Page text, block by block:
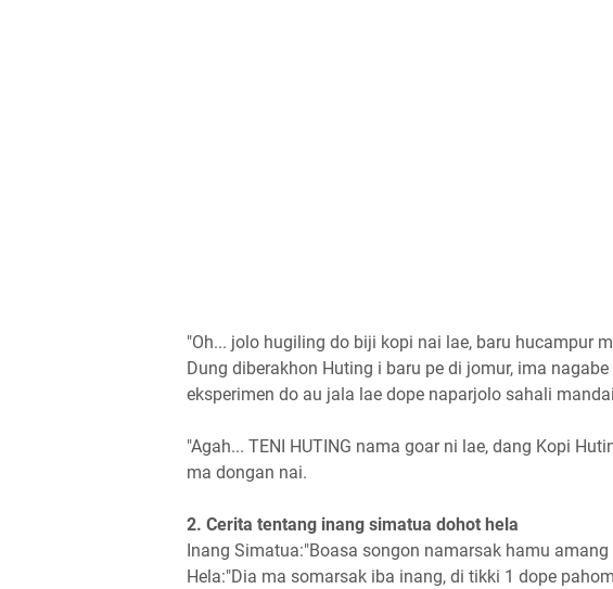
"Oh... jolo hugiling do biji kopi nai lae, baru hucampur
Dung diberakhon Huting i baru pe di jomur, ima
eksperimen do au jala lae dope naparjolo sahali
"Agah... TENI HUTING nama goar ni lae, dang Kopi
ma dongan nai.
2. Cerita tentang inang simatua dohot hela
Inang Simatua:"Boasa songon namarsak hamu amang
Hela:"Dia ma somarsak iba inang, di tikki 1 dope